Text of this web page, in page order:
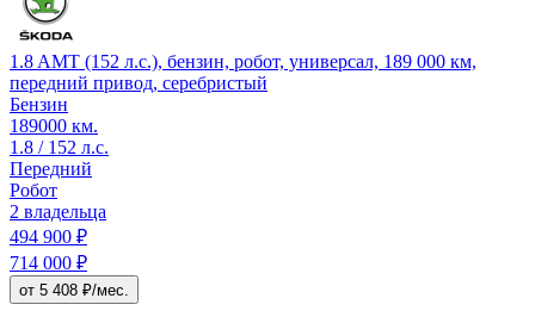
1.8 AMT (152 л.с.), бензин, робот, универсал, 189 000 км,
передний привод, серебристый
Бензин
189000 км.
1.8 / 152 л.с.
Передний
Робот
2 владельца
494 900 ₽
714 000 ₽
от 5 408 ₽/мес.